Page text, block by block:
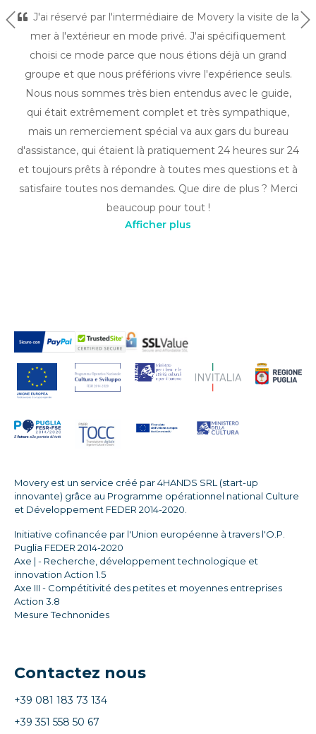
J'ai réservé par l'intermédiaire de Movery la visite de la
mer à l'extérieur en mode privé. J'ai spécifiquement
choisi ce mode parce que nous étions déjà un grand
groupe et que nous préférions vivre l'expérience seuls.
Nous nous sommes très bien entendus avec le guide,
qui était extrêmement complet et très sympathique,
mais un remerciement spécial va aux gars du bureau
d'assistance, qui étaient là pratiquement 24 heures sur 24
et toujours prêts à répondre à toutes mes questions et à
satisfaire toutes nos demandes. Que dire de plus ? Merci
beaucoup pour tout !
Précédent
Afficher plus
Movery est un service créé par 4HANDS SRL (start-up
innovante) grâce au Programme opérationnel national Culture
et Développement FEDER 2014-2020.
Initiative cofinancée par l'Union européenne à travers l'O.P.
Puglia FEDER 2014-2020
Axe | - Recherche, développement technologique et
innovation Action 1.5
Axe III - Compétitivité des petites et moyennes entreprises
Action 3.8
Mesure Technonides
Contactez nous
+39 081 183 73 134
+39 351 558 50 67